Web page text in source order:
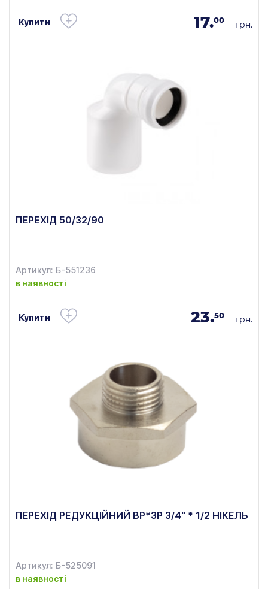
Купити 17.00 грн.
ПЕРЕХІД 50/32/90
Артикул: Б-551236
в наявності
Купити 23.50 грн.
ПЕРЕХІД РЕДУКЦІЙНИЙ ВР*ЗР 3/4" * 1/2 НІКЕЛЬ
Артикул: Б-525091
в наявності